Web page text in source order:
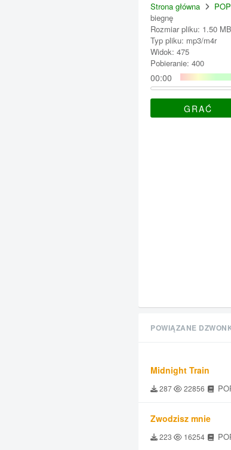
Strona główna POP
biegnę
Rozmiar pliku: 1.50 MB
Typ pliku: mp3/m4r
Widok: 475
Pobieranie: 400
00:00
GRAĆ
POWIĄZANE
Midnight Train
287 22856
Zwodzisz mnie
223 16254